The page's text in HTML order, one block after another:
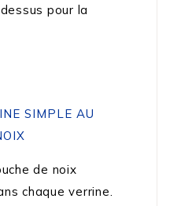
pour la
SIMPLE AU
de noix
chaque verrine.